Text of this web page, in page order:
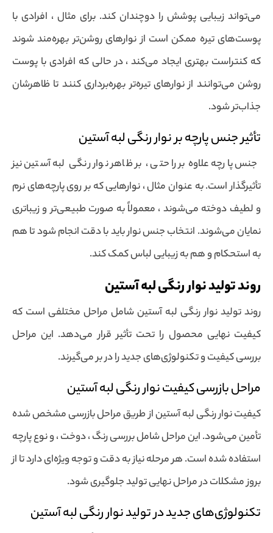
می‌تواند زیبایی پوشش را دوچندان کند. برای مثال ، افرادی با
پوست‌های تیره ممکن است از نوارهای روشن‌تر بهره‌مند شوند
که کنتراست بهتری ایجاد می‌کند ، در حالی که افرادی با پوست
روشن می‌توانند از نوارهای تیره‌تر بهره‌برداری کنند تا ظاهرشان
جذاب‌تر شود.
تأثیر جنس پارچه بر نوار رنگی لبه آستین
جنس پارچه علاوه بر راحتی ، بر ظاهر نوار رنگی لبه آستین نیز
تأثیرگذار است. به عنوان مثال ، نوارهایی که بر روی پارچه‌های نرم
و لطیف دوخته می‌شوند ، معمولاً به صورت طبیعی‌تر و زیباتری
نمایان می‌شوند. انتخاب جنس نوار باید با دقت انجام شود تا هم
به استحکام و هم به زیبایی لباس کمک کند.
روند تولید نوار رنگی لبه آستین
روند تولید نوار رنگی لبه آستین شامل مراحل مختلفی است که
کیفیت نهایی محصول را تحت تأثیر قرار می‌دهد. این مراحل
بررسی کیفیت و تکنولوژی‌های جدید را در بر می‌گیرند.
مراحل بازرسی کیفیت نوار رنگی لبه آستین
کیفیت نوار رنگی لبه آستین از طریق مراحل بازرسی مشخص شده
تأمین می‌شود. این مراحل شامل بررسی رنگ ، دوخت ، و نوع پارچه
استفاده شده است. هر مرحله نیاز به دقت و توجه ویژه‌ای دارد تا از
بروز مشکلات در مراحل نهایی تولید جلوگیری شود.
تکنولوژی‌های جدید در تولید نوار رنگی لبه آستین